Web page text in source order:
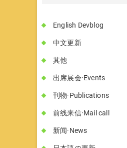
English Devblog
中文更新
其他
出席展会·Events
刊物·Publications
前线来信·Mail call
新闻·News